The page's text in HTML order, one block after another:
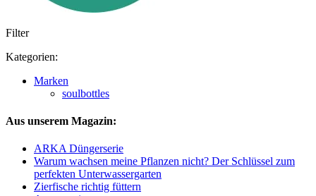
Filter
Kategorien:
Marken
soulbottles
Aus unserem Magazin:
ARKA Düngerserie
Warum wachsen meine Pflanzen nicht? Der Schlüssel zum
perfekten Unterwassergarten
Zierfische richtig füttern